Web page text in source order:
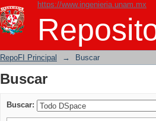
https://www.ingenieria.unam.mx
Buscar
RepoFI Principal → Buscar
Buscar
Buscar: